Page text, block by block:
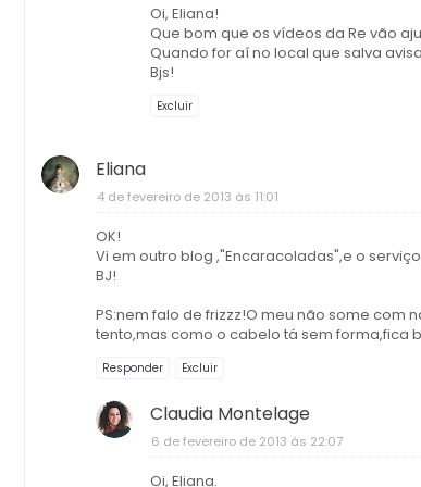
Oi, Eliana!
Que bom que os vídeos da Re vão
Quando for aí no local que salva
Bjs!
Excluir
Eliana
4 de fevereiro de 2013 às 11:01
OK!
Vi em outro blog ,"Encaracoladas",e o
BJ!
PS:nem falo de frizzz!O meu não some com
tento,mas como o cabelo tá sem forma,fica
Responder Excluir
Claudia Montelage
6 de fevereiro de 2013 às 22:07
Oi, Eliana.